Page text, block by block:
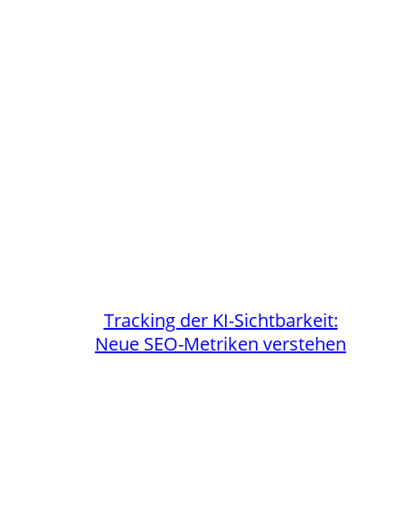
Tracking der KI-Sichtbarkeit:
Neue SEO-Metriken verstehen